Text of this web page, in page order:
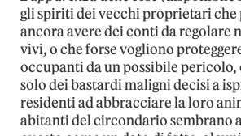
gli spiriti dei vecchi proprietari
ancora avere dei conti da regolare
vivi, o che forse vogliono
occupanti da un possibile pericolo,
solo dei bastardi maligni decisi a
residenti ad abbracciare la loro
abitanti del circondario sembrano